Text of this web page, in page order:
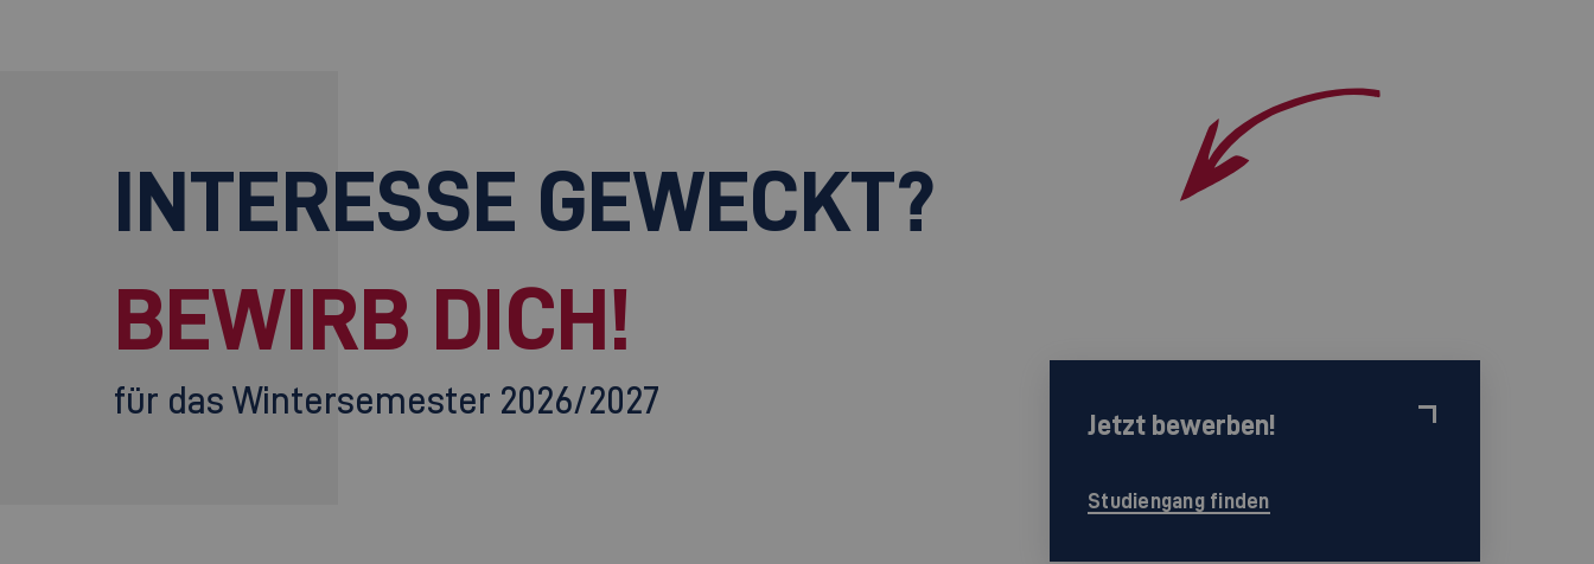
INTERESSE GEWECKT?
BEWIRB DICH!
für das Wintersemester 2026/2027
Jetzt bewerben!
Studiengang finden